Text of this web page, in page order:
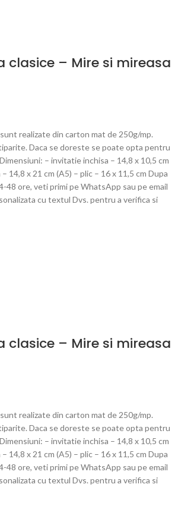
clasice – Mire si mireasa
realizate din carton mat de 250g/mp.
Daca se doreste se poate opta pentru
– invitatie inchisa – 14,8 x 10,5 cm
14,8 x 21 cm (A5) – plic – 16 x 11,5 cm Dupa
48 ore, veti primi pe WhatsApp sau pe email
cu textul Dvs. pentru a verifica si
clasice – Mire si mireasa
realizate din carton mat de 250g/mp.
Daca se doreste se poate opta pentru
– invitatie inchisa – 14,8 x 10,5 cm
14,8 x 21 cm (A5) – plic – 16 x 11,5 cm Dupa
48 ore, veti primi pe WhatsApp sau pe email
cu textul Dvs. pentru a verifica si